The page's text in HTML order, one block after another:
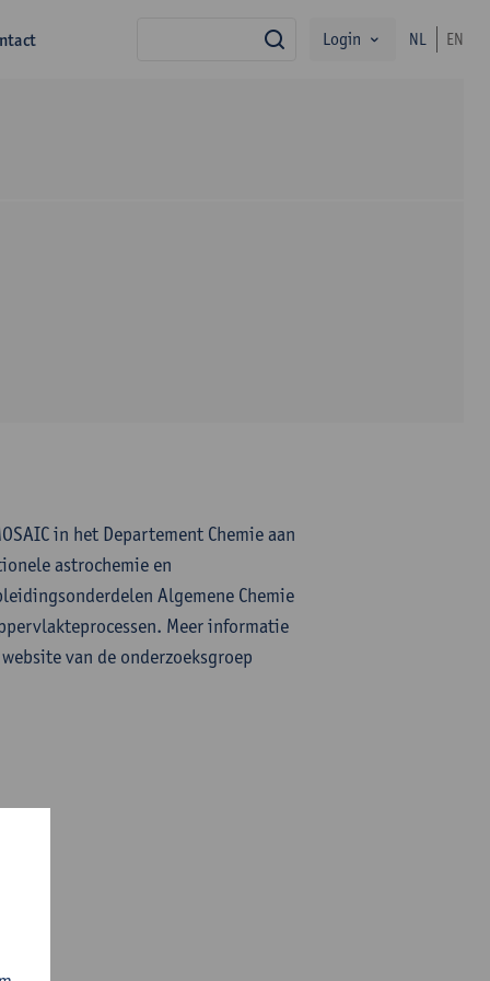
zoekLogin NL EN
in het Departement Chemie aan
astrochemie en
Algemene Chemie
Meer informatie
van de onderzoeksgroep